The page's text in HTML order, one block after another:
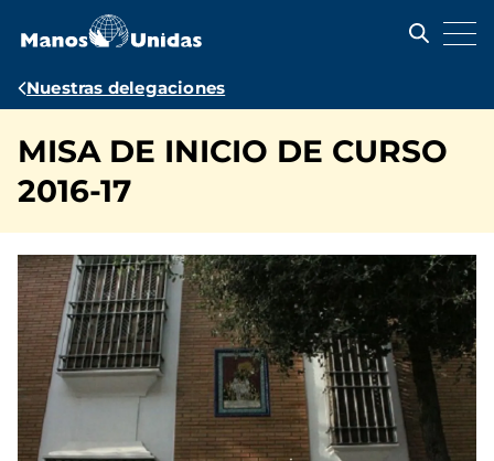
contenido
Ruta
navegación
Nuestras delegaciones
MISA DE INICIO DE CURSO
2016-17